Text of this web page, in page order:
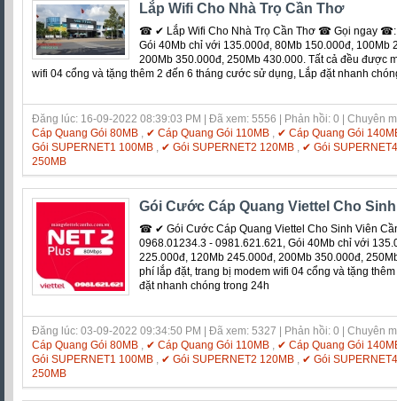
Lắp Wifi Cho Nhà Trọ Cần Thơ
☎ ✔ Lắp Wifi Cho Nhà Trọ Cần Thơ ☎ Gọi ngay ☎:
Gói 40Mb chỉ với 135.000đ, 80Mb 150.000đ, 100Mb
200Mb 350.000đ, 250Mb 430.000. Tất cả đều được
wifi 04 cổng và tặng thêm 2 đến 6 tháng cước sử dụng, Lắp đặt nhanh
Đăng lúc: 16-09-2022 08:39:03 PM | Đã xem: 5556 | Phản hồi: 0 | Chuyên
Cáp Quang Gói 80MB , ✔ Cáp Quang Gói 110MB , ✔ Cáp Quang Gói
Gói SUPERNET1 100MB , ✔ Gói SUPERNET2 120MB , ✔ Gói
250MB
Gói Cước Cáp Quang Viettel Cho
☎ ✔ Gói Cước Cáp Quang Viettel Cho Sinh Viên
0968.01234.3 - 0981.621.621, Gói 40Mb chỉ với
225.000đ, 120Mb 245.000đ, 200Mb 350.000đ,
phí lắp đặt, trang bị modem wifi 04 cổng và tặng
đặt nhanh chóng trong 24h
Đăng lúc: 03-09-2022 09:34:50 PM | Đã xem: 5327 | Phản hồi: 0 | Chuyên
Cáp Quang Gói 80MB
✔ Cáp Quang Gói 110MB
✔ Cáp Quang Gói
Gói SUPERNET1 100MB
✔ Gói SUPERNET2 120MB
✔ Gói
250MB